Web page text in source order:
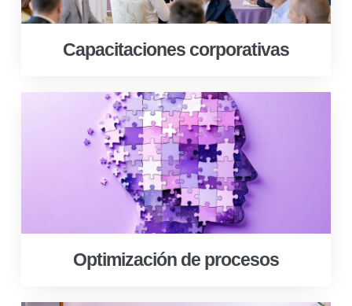
Capacitaciones corporativas
Optimización de procesos